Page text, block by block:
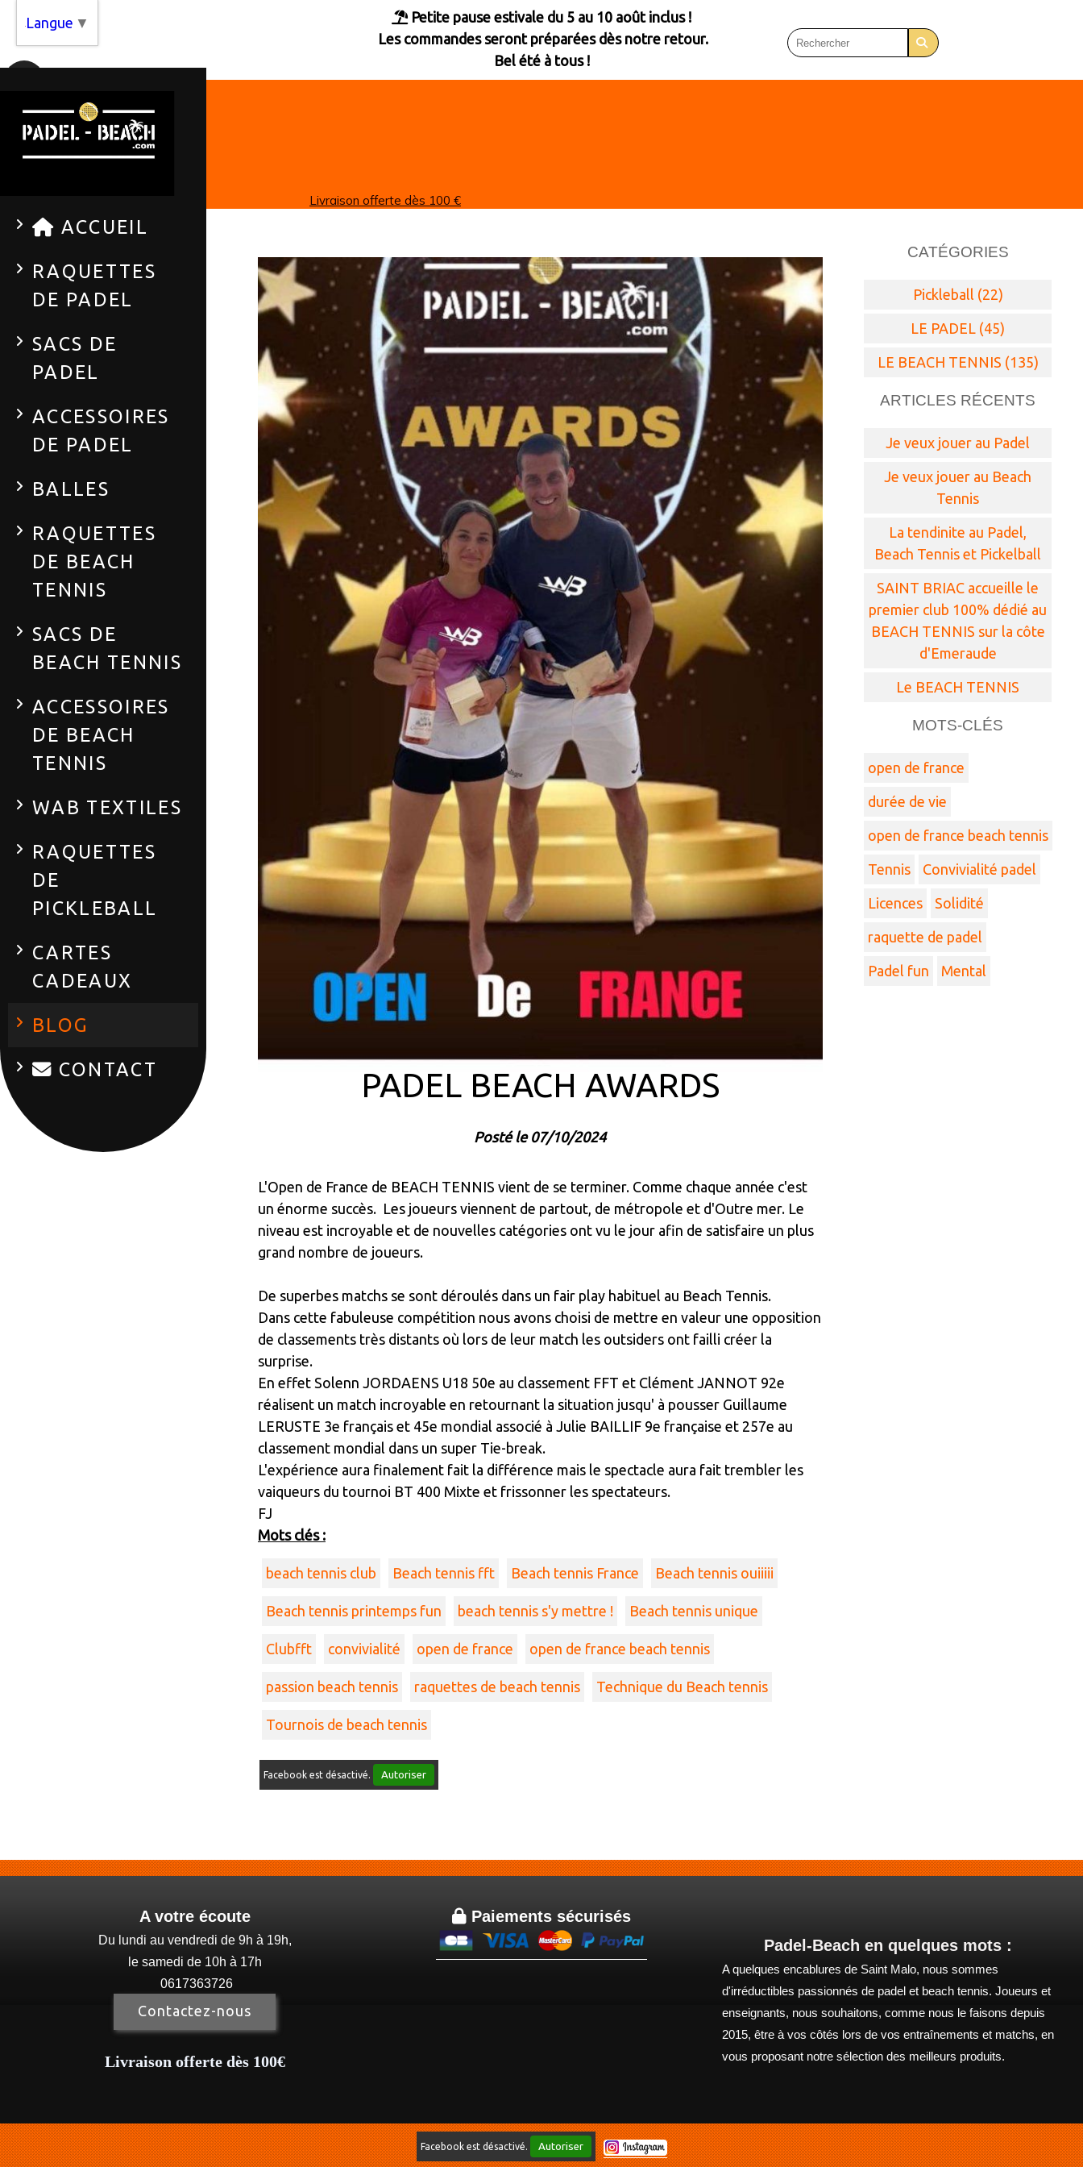
 Petite pause estivale du 5 au 10 août inclus !
Les commandes seront préparées dès notre retour.
Bel été à tous !
Livraison offerte dès 100 €
ACCUEIL
RAQUETTES
DE PADEL
SACS DE
PADEL
ACCESSOIRES
DE PADEL
BALLES
RAQUETTES
DE BEACH
TENNIS
SACS DE
BEACH TENNIS
ACCESSOIRES
DE BEACH
TENNIS
WAB TEXTILES
RAQUETTES
DE
PICKLEBALL
CARTES
CADEAUX
BLOG
CONTACT PADEL BEACH AWARDS
Posté le 07/10/2024
L'Open de France de BEACH TENNIS vient de se terminer. Comme chaque année c'est
un énorme succès. Les joueurs viennent de partout, de métropole et d'Outre mer. Le
niveau est incroyable et de nouvelles catégories ont vu le jour afin de satisfaire un plus
grand nombre de joueurs.
De superbes matchs se sont déroulés dans un fair play habituel au Beach Tennis.
Dans cette fabuleuse compétition nous avons choisi de mettre en valeur une opposition
de classements très distants où lors de leur match les outsiders ont failli créer la
surprise.
En effet Solenn JORDAENS U18 50e au classement FFT et Clément JANNOT 92e
réalisent un match incroyable en retournant la situation jusqu' à pousser Guillaume
LERUSTE 3e français et 45e mondial associé à Julie BAILLIF 9e française et 257e au
classement mondial dans un super Tie-break.
L'expérience aura finalement fait la différence mais le spectacle aura fait trembler les
vaiqueurs du tournoi BT 400 Mixte et frissonner les spectateurs.
FJ
Mots clés :
beach tennis club Beach tennis fft Beach tennis France Beach tennis ouiiiii
Beach tennis printemps fun beach tennis s'y mettre ! Beach tennis unique
Clubfft convivialité open de france open de france beach tennis
passion beach tennis raquettes de beach tennis Technique du Beach tennis
Tournois de beach tennis
Facebook est désactivé. Autoriser
CATÉGORIES
Pickleball (22)
LE PADEL (45)
LE BEACH TENNIS (135)
ARTICLES RÉCENTS
Je veux jouer au Padel
Je veux jouer au Beach
Tennis
La tendinite au Padel,
Beach Tennis et Pickelball
SAINT BRIAC accueille le
premier club 100% dédié au
BEACH TENNIS sur la côte
d'Emeraude
Le BEACH TENNIS
MOTS-CLÉS
open de france
durée de vie
open de france beach tennis
Tennis Convivialité padel
Licences Solidité
raquette de padel
Padel fun Mental
A votre écoute
Du lundi au vendredi de 9h à 19h,
le samedi de 10h à 17h
0617363726
Contactez-nous
Livraison offerte dès 100€
Paiements sécurisés
Padel-Beach en quelques mots :
A quelques encablures de Saint Malo, nous sommes
d'irréductibles passionnés de padel et beach tennis. Joueurs et
enseignants, nous souhaitons, comme nous le faisons depuis
2015, être à vos côtés lors de vos entraînements et matchs, en
vous proposant notre sélection des meilleurs produits.
Facebook est désactivé. Autoriser
Langue ▼